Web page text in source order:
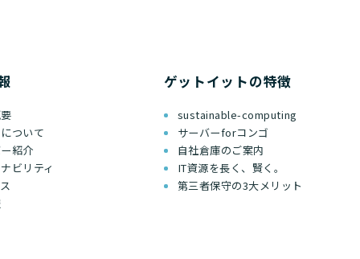
ついて
紹介
ビリティ
ゲットイットの特徴
sustainable-computing
サーバーforコンゴ
自社倉庫のご案内
IT資源を長く、賢く。
第三者保守の3大メリット